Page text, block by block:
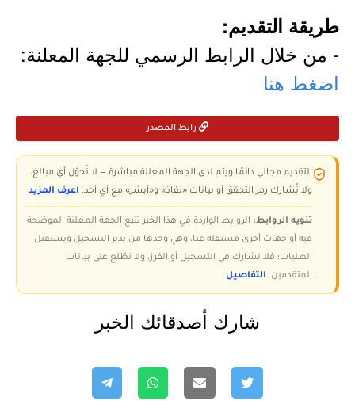
طريقة التقديم:
- من خلال الرابط الرسمي للجهة المعلنة:
اضغط هنا
رابط المصدر
التقديم مجاني دائمًا ويتم لدى الجهة المعلنة مباشرة — لا تُحوّل أي مبالغ،
ولا تُشارك رمز التحقق أو بيانات «نفاذ» و«أبشر» مع أي أحد. اعرف المزيد
تنويه الروابط: الروابط الواردة في هذا الخبر تتبع الجهة المعلنة الموضحة
فيه أو جهات أخرى مستقلة عنا، وهي وحدها من يدير التسجيل ويستقبل
الطلبات؛ فلا نشارك في التسجيل أو الفرز، ولا نطّلع على بيانات
المتقدمين. التفاصيل
شارك أصدقائك الخبر